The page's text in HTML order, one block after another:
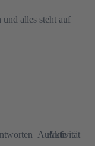
alles steht auf
Aufrufe
Aktivität